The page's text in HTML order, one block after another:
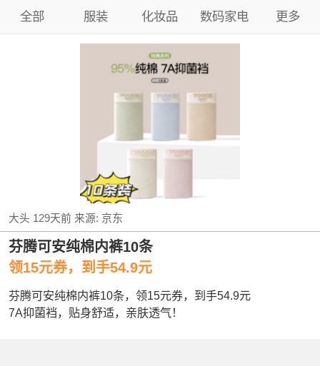
全部 服装 化妆品 数码家电 更多
大头 129天前来源: 京东
芬腾可安纯棉内裤10条
领15元券，到手54.9元
芬腾可安纯棉内裤10条，领15元券，到手54.9元
7A抑菌裆，贴身舒适，亲肤透气！